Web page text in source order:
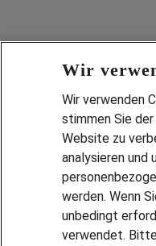
Wir
Wir verwenden
stimmen Sie
Website zu
analysieren und
werden. Wenn
unbedingt
verwendet.